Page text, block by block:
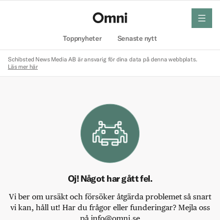
Toppnyheter Senaste nytt
meny
Schibsted News Media AB är ansvarig för dina data på denna webbplats.
Läs mer här
Oj! Något har gått fel.
Vi ber om ursäkt och försöker åtgärda problemet så snart
vi kan, håll ut! Har du frågor eller funderingar? Mejla oss